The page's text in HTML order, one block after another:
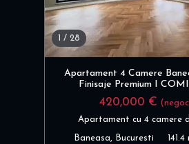
/ 28
Apartament 4 Camere
Finisaje Premium I
420,000 €
Apartament cu 4 camere
Baneasa, Bucuresti 141.4